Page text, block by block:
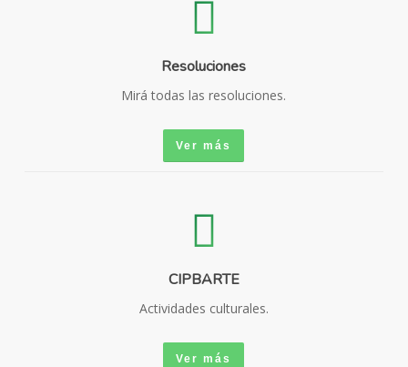
Resoluciones
Mirá todas las resoluciones.
Ver más
CIPBARTE
Actividades culturales.
Ver más